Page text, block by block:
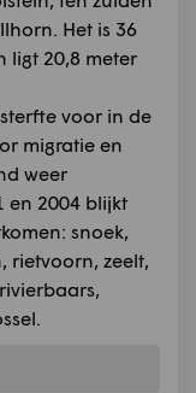
Het is 36
ligt 20,8 meter
voor in de
migratie en
weer
en 2004 blijkt
snoek,
rietvoorn, zeelt,